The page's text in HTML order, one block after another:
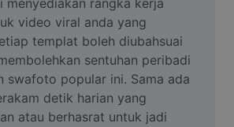
menyediakan rangka kerja
video viral anda yang
templat boleh diubahsuai
sentuhan peribadi
swafoto popular ini. Sama ada
detik harian yang
atau berhasrat untuk jadi